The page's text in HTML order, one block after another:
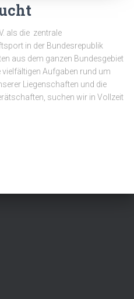
als die zentrale
in der Bundesrepublik
aus dem ganzen Bundesgebiet
Aufgaben rund um
Liegenschaften und die
suchen wir in Vollzeit